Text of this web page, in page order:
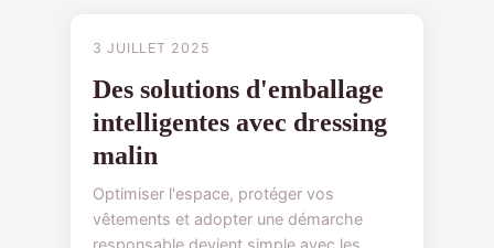
CONSEILS
3 JUILLET 2025
Des solutions d'emballage
intelligentes avec dressing
malin
Optimiser l'espace, protéger vos
vêtements et adopter une démarche
responsable devient simple avec les